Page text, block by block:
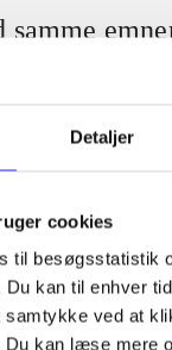
Detaljer
cookies
til besøgsstatistik
Du kan til enhver
ved at
Du kan læse mere
artikler fordelt på